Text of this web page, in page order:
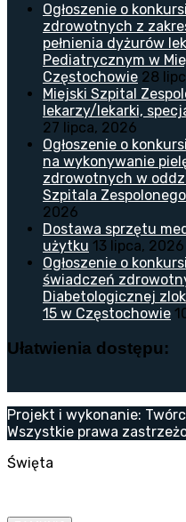
Ogłoszenie o
zdrowotnych z
pełnienia dyżurów
Pediatrycznym w
Częstochowie 28
Miejski Szpital
lekarzy/lekarki,
27 lipca, 2026
Ogłoszenie o
na wykonywanie
zdrowotnych w
Szpitala
2026
Dostawa sprzętu
użytku 13 lipca, 2026
Ogłoszenie o
świadczeń
Diabetologicznej
15 w Częstochowie
Ułatwienia dostępu:
Projekt i wykonanie:
Wszystkie prawa
Święta